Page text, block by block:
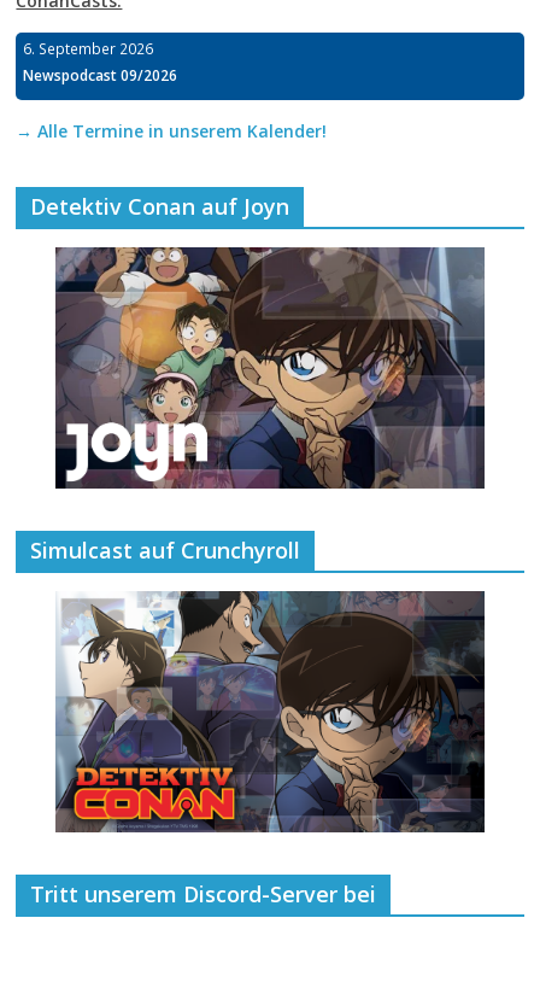
6. September 2026
Newspodcast 09/2026
→ Alle Termine in unserem Kalender!
Detektiv Conan auf Joyn
Simulcast auf Crunchyroll
Tritt unserem Discord-Server bei